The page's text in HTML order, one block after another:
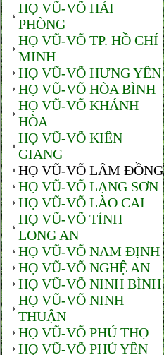
HỌ VŨ-VÕ HẢI
PHÒNG
HỌ VŨ-VÕ TP. HỒ CHÍ
MINH
HỌ VŨ-VÕ HƯNG YÊN
HỌ VŨ-VÕ HÒA BÌNH
HỌ VŨ-VÕ KHÁNH
HÒA
HỌ VŨ-VÕ KIÊN
GIANG
HỌ VŨ-VÕ LÂM ĐỒNG
HỌ VŨ-VÕ LẠNG SƠN
HỌ VŨ-VÕ LÀO CAI
HỌ VŨ-VÕ TỈNH
LONG AN
HỌ VŨ-VÕ NAM ĐỊNH
HỌ VŨ-VÕ NGHỆ AN
HỌ VŨ-VÕ NINH BÌNH
HỌ VŨ-VÕ NINH
THUẬN
HỌ VŨ-VÕ PHÚ THỌ
HỌ VŨ-VÕ PHÚ YÊN